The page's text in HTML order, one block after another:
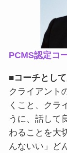
PCMS認定
■コーチとし
クライアント
くこと、クラ
うに、話して
わることを大
んないい」ど